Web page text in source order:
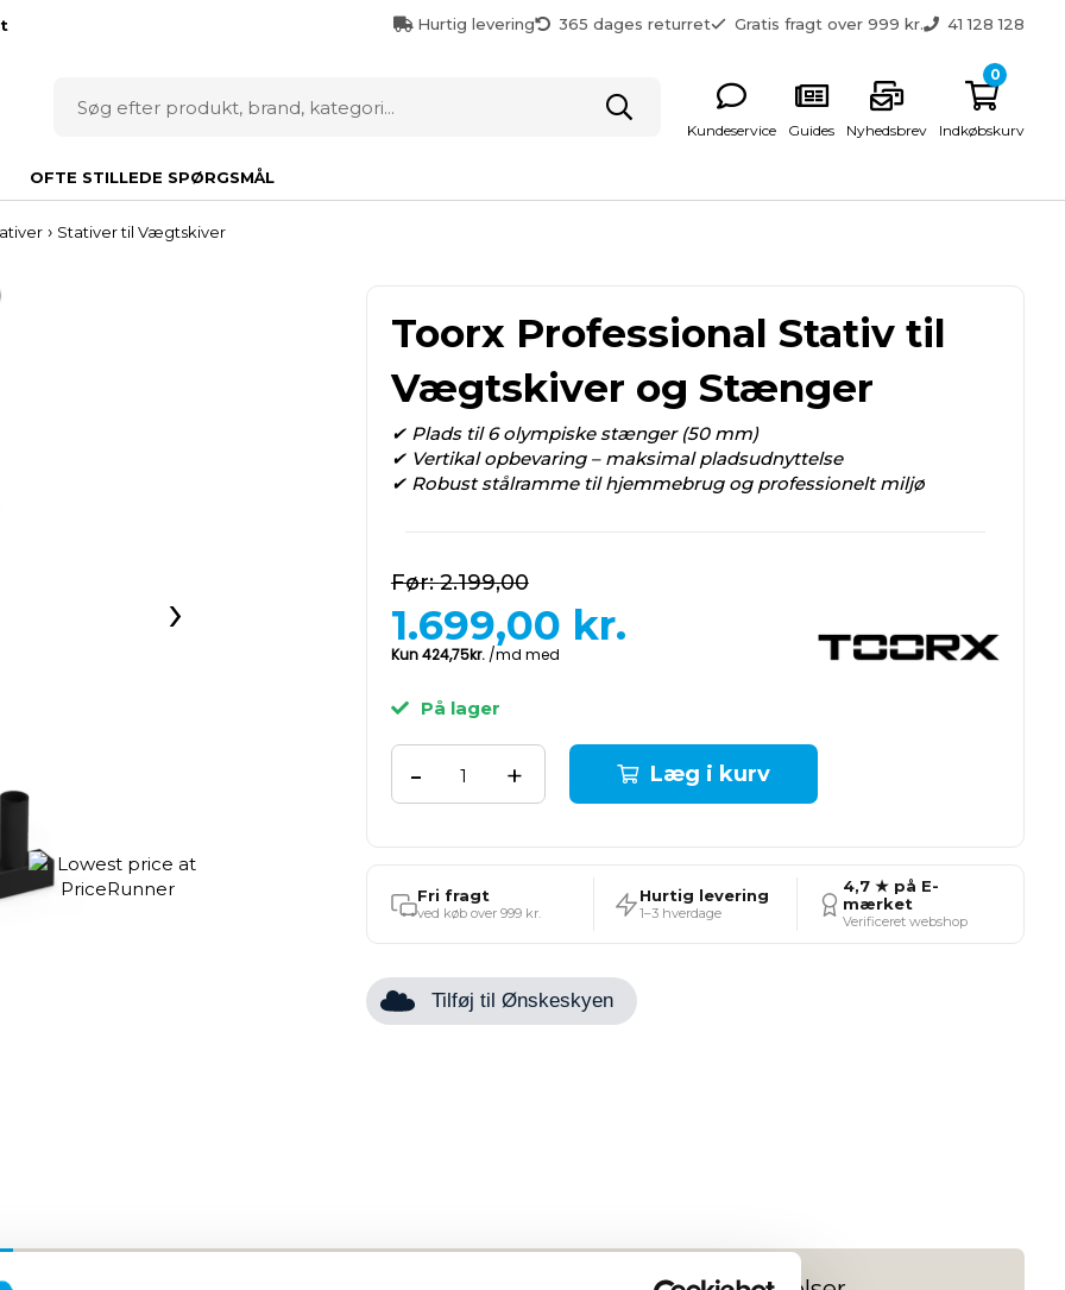
Hurtig levering 365 dages returret Gratis fragt over 999 kr. 41 128 128
Kundeservice Guides Nyhedsbrev Indkøbskurv
0
OFTE STILLEDE SPØRGSMÅL
› Stativer til Vægtskiver
›
Toorx Professional Stativ til
Vægtskiver og Stænger
✔ Plads til 6 olympiske stænger (50 mm)
✔ Vertikal opbevaring – maksimal pladsudnyttelse
✔ Robust stålramme til hjemmebrug og professionelt miljø
2.199,00
1.699,00 kr.
På lager
+
- Læg i kurv
Fri fragt
ved køb over 999 kr.
Hurtig levering
1–3 hverdage
4,7 ★ på E-
mærket
Verificeret webshop
Tilføj til Ønskeskyen